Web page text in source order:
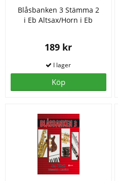
Blåsbanken 3 Stämma 2
i Eb Altsax/Horn i Eb
189 kr
Köp